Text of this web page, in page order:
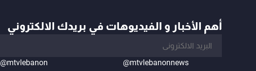
أهم الأخبار و الفيديوهات في بريدك الالكتروني
@mtvlebanonnews
@mtvlebanon